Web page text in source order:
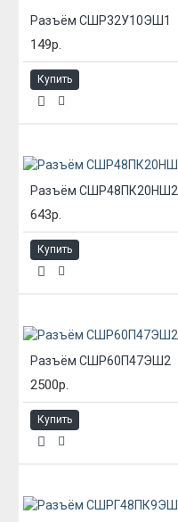
Разъём СШР32У10ЭШ1
149р.
Купить
Разъём СШР48ПК20НШ2
643р.
Купить
Разъём СШР60П47ЭШ2
2500р.
Купить